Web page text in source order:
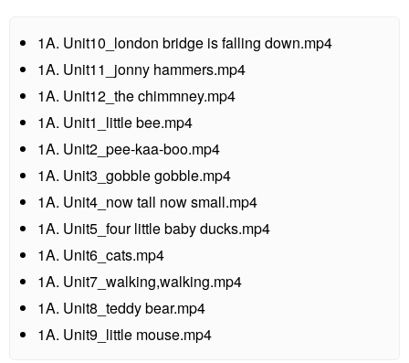
1A. Unit10_london bridge is falling down.mp4
1A. Unit11_jonny hammers.mp4
1A. Unit12_the chimmney.mp4
1A. Unit1_little bee.mp4
1A. Unit2_pee-kaa-boo.mp4
1A. Unit3_gobble gobble.mp4
1A. Unit4_now tall now small.mp4
1A. Unit5_four little baby ducks.mp4
1A. Unit6_cats.mp4
1A. Unit7_walking,walking.mp4
1A. Unit8_teddy bear.mp4
1A. Unit9_little mouse.mp4